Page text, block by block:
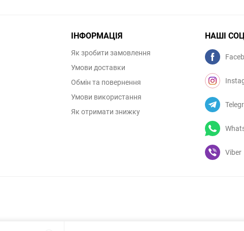
ІНФОРМАЦІЯ
Як зробити замовлення
Умови доставки
Обмін та повернення
Умови використання
Як отримати знижку
НАШІ
Viber